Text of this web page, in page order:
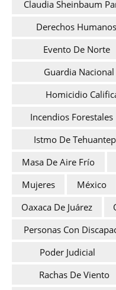
Claudia Sheinbaum
Derechos Humanos
Evento De Norte
Guardia Nacional
Homicidio
Incendios Forestales
Istmo De
Masa De Aire Frío
Mujeres
México
Oaxaca De Juárez
Personas Con
Poder Judicial
Rachas De Viento